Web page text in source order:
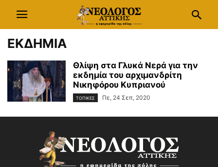
ΕΚΔΗΜΙΑ
Θλίψη στα Γλυκά Νερά για την
εκδημία του αρχιμανδρίτη
Νικηφόρου Κυπριανού
ΤΟΠΙΚΕΣ Πε, 24 Σεπ, 2020